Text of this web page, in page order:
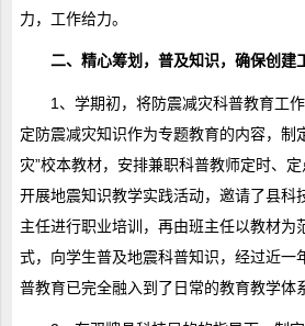
力，工作给力。
二、精心筹划，普及知识，确保创建
1、学期初，将防震减灾科普教育工
定防震减灾知识作为专题教育的内容，制
灾”校本教材，安排兼职科普教师定时、
开展地震知识教学实践活动，邀请了县科
主任进行职业培训，再由班主任以教材为
式，向学生普及地震科普知识，经过近一
普教育已完全融入到了日常的教育教学体